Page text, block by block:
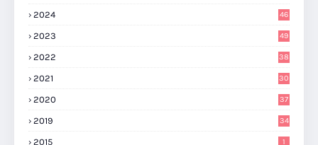
2024 46
2023 49
2022 38
2021 30
2020 37
2019 34
2015 1